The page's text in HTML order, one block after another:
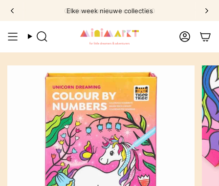
naar
Gratis verzenden boven €100
Elke week nieuwe collecties
Zoek Account